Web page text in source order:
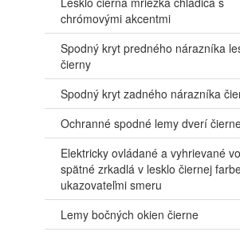
chrómovými akcentmi
Spodný kryt predného nárazníka
čierny
Spodný kryt zadného nárazníka
Ochranné spodné lemy dverí
Elektricky ovládané a vyhrievané
spätné zrkadlá v lesklo čiernej
ukazovateľmi smeru
Lemy bočných okien čierne